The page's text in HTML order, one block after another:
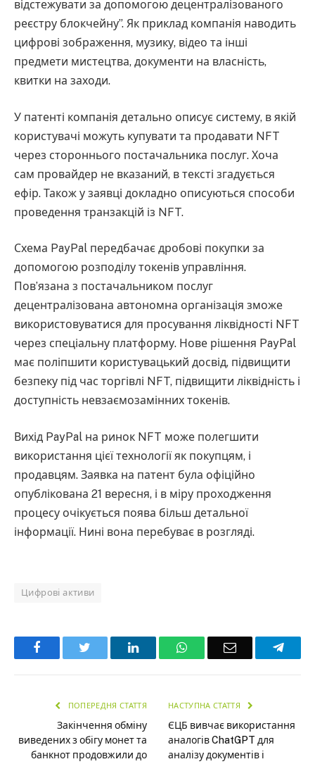
відстежувати за допомогою децентралізованого
реєстру блокчейну”. Як приклад компанія наводить
цифрові зображення, музику, відео та інші
предмети мистецтва, документи на власність,
квитки на заходи.
У патенті компанія детально описує систему, в якій
користувачі можуть купувати та продавати NFT
через стороннього постачальника послуг. Хоча
сам провайдер не вказаний, в тексті згадується
ефір. Також у заявці докладно описуються способи
проведення транзакцій із NFT.
Схема PayPal передбачає дробові покупки за
допомогою розподілу токенів управління.
Пов’язана з постачальником послуг
децентралізована автономна організація зможе
використовуватися для просування ліквідності NFT
через спеціальну платформу. Нове рішення PayPal
має поліпшити користувацький досвід, підвищити
безпеку під час торгівлі NFT, підвищити ліквідність і
доступність невзаємозамінних токенів.
Вихід PayPal на ринок NFT може полегшити
використання цієї технології як покупцям, і
продавцям. Заявка на патент була офіційно
опублікована 21 вересня, і в міру проходження
процесу очікується поява більш детальної
інформації. Нині вона перебуває в розгляді.
Цифрові активи
Facebook LinkedInWhatsAppEmail
ПОПЕРЕДНЯ СТАТТЯ
Закінчення обміну
виведених з обігу монет та
банкнот продовжили до
НАСТУПНА СТАТТЯ
ЄЦБ вивчає використання
аналогів ChatGPT для
аналізу документів і